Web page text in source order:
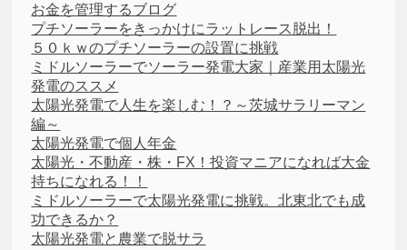
お金を管理するブログ
プチソーラーをきっかけにラットレース脱出！
５０ｋｗのプチソーラーの設置に挑戦
ミドルソーラーでソーラー発電大家｜産業用太陽光
発電のススメ
太陽光発電で人生を楽しむ！？～茨城サラリーマン
編～
太陽光発電で個人年金
太陽光・不動産・株・FX！投資マニアになれば大金
持ちになれる！！
ミドルソーラーで太陽光発電に挑戦。北東北でも成
功できるか？
太陽光発電と農業で脱サラ